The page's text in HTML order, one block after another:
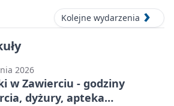
Kolejne wydarzenia
2026
w Zawierciu - godziny
dyżury, apteka